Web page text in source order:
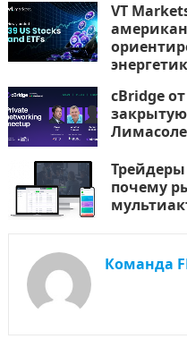
VT
cBridge
закрытую
Лимасоле
почему
Команда